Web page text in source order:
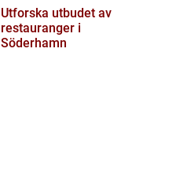
Utforska utbudet av
restauranger i
Söderhamn